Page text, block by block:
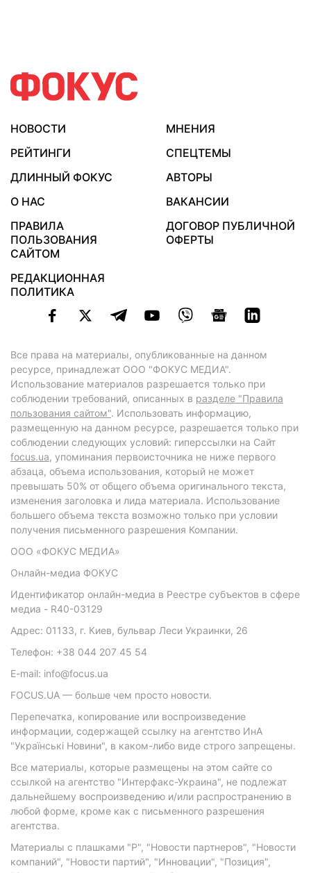
НОВОСТИ
МНЕНИЯ
РЕЙТИНГИ
СПЕЦТЕМЫ
ДЛИННЫЙ ФОКУС
АВТОРЫ
О НАС
ВАКАНСИИ
ПРАВИЛА
ПОЛЬЗОВАНИЯ
САЙТОМ
ДОГОВОР ПУБЛИЧНОЙ
ОФЕРТЫ
РЕДАКЦИОННАЯ
ПОЛИТИКА
Все права на материалы, опубликованные на данном
ресурсе, принадлежат ООО "ФОКУС МЕДИА".
Использование материалов разрешается только при
соблюдении требований, описанных в разделе "Правила
пользования сайтом". Использовать информацию,
размещенную на данном ресурсе, разрешается только при
соблюдении следующих условий: гиперссылки на Сайт
focus.ua, упоминания первоисточника не ниже первого
абзаца, объема использования, который не может
превышать 50% от общего объема оригинального текста,
изменения заголовка и лида материала. Использование
большего объема текста возможно только при условии
получения письменного разрешения Компании.
ООО «ФОКУС МЕДИА»
Онлайн-медиа ФОКУС
Идентификатор онлайн-медиа в Реестре субъектов в сфере
медиа - R40-03129
Адрес: 01133, г. Киев, бульвар Леси Украинки, 26
Телефон: +38 044 207 45 54
E-mail: info@focus.ua
FOCUS.UA — больше чем просто новости.
Перепечатка, копирование или воспроизведение
информации, содержащей ссылку на агентство ИнА
"Українські Новини", в каком-либо виде строго запрещены.
Все материалы, которые размещены на этом сайте со
ссылкой на агентство "Интерфакс-Украина", не подлежат
дальнейшему воспроизведению и/или распространению в
любой форме, кроме как с письменного разрешения
агентства.
Материалы с плашками "Р", "Новости партнеров", "Новости
компаний", "Новости партий", "Инновации", "Позиция",